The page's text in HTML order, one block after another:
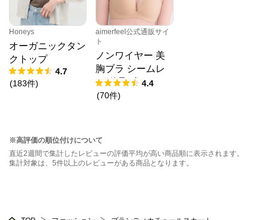
Honeys
オーガニックタン
クトップ
4.7
(183件)
aimerfeel公式通販サイ
ト
ノンワイヤー 美
胸ブラ シームレ
ス 単品ブラジャ
ー
4.4
(70件)
※高評価の順位付けについて
直近2週間で集計したレビューの評価平均が高い商品順に表示されます。
集計対象は、5件以上のレビューがある商品となります。